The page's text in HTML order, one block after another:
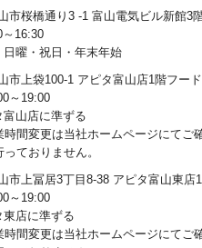
市桜橋通り3 -1 富山電気ビル新館3
16:30
日曜・祝日・年末年始
市上袋100-1 アピタ富山店1階フー
～19:00
山店に準ずる
間変更は当社ホームページにてご
ておりません。
市上冨居3丁目8-38 アピタ富山東店
～19:00
店に準ずる
間変更は当社ホームページにてご